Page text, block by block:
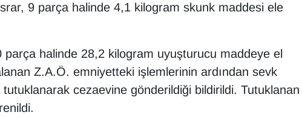
9 parça halinde 4,1 kilogram skunk maddesi ele
halinde 28,2 kilogram uyuşturucu maddeye el
Z.A.Ö. emniyetteki işlemlerinin ardından sevk
cezaevine gönderildiği bildirildi. Tutuklanan